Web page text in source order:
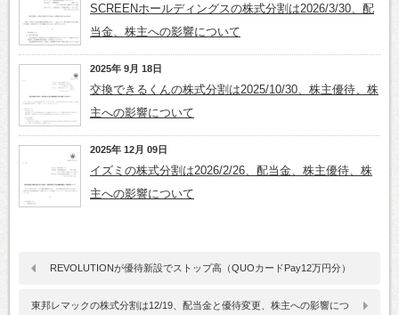
SCREENホールディングスの株式分割は2026/3/30、配
当金、株主への影響について
2025年 9月 18日
交換できるくんの株式分割は2025/10/30、株主優待、株
主への影響について
2025年 12月 09日
イズミの株式分割は2026/2/26、配当金、株主優待、株
主への影響について
REVOLUTIONが優待新設でストップ高（QUOカードPay12万円分）
東邦レマックの株式分割は12/19、配当金と優待変更、株主への影響につ